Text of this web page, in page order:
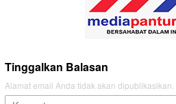
Tinggalkan Balasan
Alamat email Anda tidak akan dipublikasikan.